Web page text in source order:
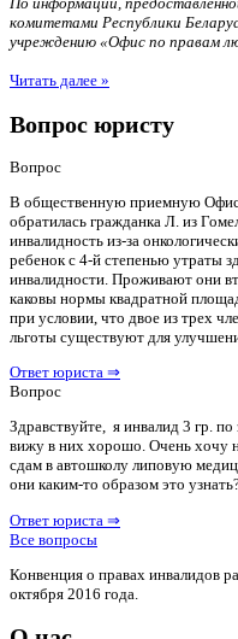
комитетами Республики
учреждению «Офис по правам
Читать далее »
Вопрос юристу
Вопрос
В общественную приемную
обратилась гражданка Л. из
инвалидность из-за
ребенок с 4-й степенью утраты
инвалидности. Проживают они
каковы нормы квадратной
при условии, что двое из трех
льготы существуют для
Ответ юриста ⇒
Вопрос
Здравствуйте, я инвалид 3 гр.
вижу в них хорошо. Очень хочу
сдам в автошколу липовую
они каким-то образом это
Ответ юриста ⇒
Все вопросы
Конвенция о правах инвалидов
октября 2016 года.